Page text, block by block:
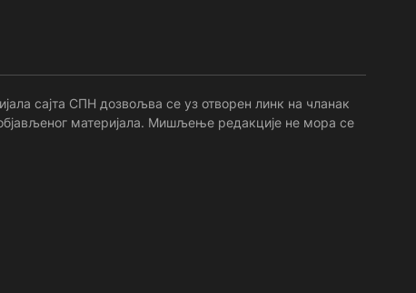
сајта СПН дозвољва се уз отворен линк на чланак
материјала. Мишљење редакције не мора се